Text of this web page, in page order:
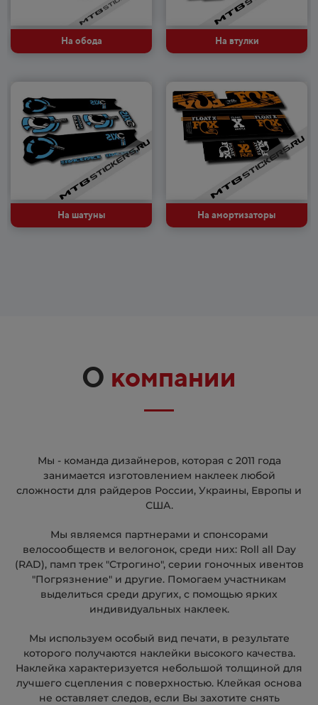
На обода На втулки
На шатуны На амортизаторы
Мультяшные
Monster
День победы и 9 мая
Акулы, драконы, животные
О компании
Мы - команда дизайнеров, которая с 2011 года
занимается изготовлением наклеек любой
сложности для райдеров России, Украины, Европы и
США.
Мы являемся партнерами и спонсорами
велосообществ и велогонок, среди них: Roll all Day
(RAD), памп трек "Строгино", серии гоночных ивентов
"Погрязнение" и другие. Помогаем участникам
выделиться среди других, с помощью ярких
индивидуальных наклеек.
Мы используем особый вид печати, в результате
которого получаются наклейки высокого качества.
Наклейка характеризуется небольшой толщиной для
лучшего сцепления с поверхностью. Клейкая основа
не оставляет следов, если Вы захотите снять